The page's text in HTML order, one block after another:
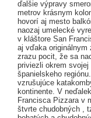
ďalšie výpravy
metrov krásnym
hovorí aj mesto
naozaj umelecké
v kláštore San
aj vďaka originálnym
zrazu pocit, že sa
priviezli okrem
španielskeho
vzrušujúce
kontinente. V
Francisca Pizzara v
štvrte chudobných ,